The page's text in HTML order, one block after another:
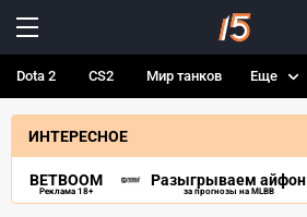
Dota 2 CS2 Мир танков Еще
ИНТЕРЕСНОЕ
BETBOOM
Реклама 18+
Разыгрываем айфон
за прогнозы на MLBB